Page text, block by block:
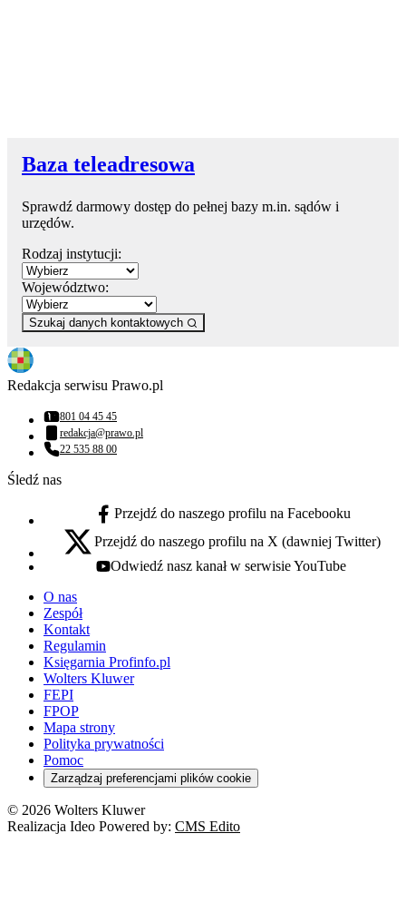
Baza teleadresowa
Sprawdź darmowy dostęp do pełnej bazy m.in. sądów i
urzędów.
Rodzaj instytucji:
Województwo:
Szukaj danych kontaktowych
Redakcja serwisu Prawo.pl
Numer telefonu:
801 04 45 45
Adres email:
redakcja@prawo.pl
Numer telefonu:
22 535 88 00
Śledź nas
facebook - otwiera się w nowej karcie
Przejdź do naszego profilu na Facebooku
x - otwiera się w nowej karcie
Przejdź do naszego profilu na X (dawniej Twitter)
youtube - otwiera się w nowej karcie
Odwiedź nasz kanał w serwisie YouTube
O nas
Zespół
Kontakt
Regulamin
Księgarnia Profinfo.pl
Wolters Kluwer
FEPI
FPOP
Mapa strony
Polityka prywatności
Pomoc
Zarządzaj preferencjami plików cookie
© 2026 Wolters Kluwer
Realizacja Ideo Powered by: CMS Edito